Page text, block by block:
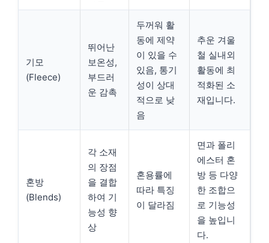
기모
(Fleece)
뛰어난
보온성,
부드러
운 감촉
두꺼워 활
동에 제약
이 있을 수
있음, 통기
성이 상대
적으로 낮
음
추운 겨울
철 실내외
활동에 최
적화된 소
재입니다.
혼방
(Blends)
각 소재
의 장점
을 결합
하여 기
능성 향
상
혼용률에
따라 특징
이 달라짐
면과 폴리
에스터 혼
방 등 다양
한 조합으
로 기능성
을 높입니
다.